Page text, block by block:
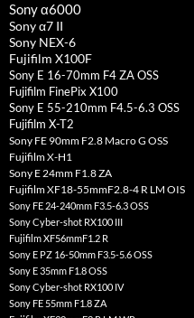
Sony α6000
Sony α7 II
Sony NEX-6
Fujifilm X100F
Sony E 16-70mm F4 ZA OSS
Fujifilm FinePix X100
Sony E 55-210mm F4.5-6.3 OSS
Fujifilm X-T2
Sony FE 90mm F2.8 Macro G OSS
Fujifilm X-H1
Sony E 24mm F1.8 ZA
Fujifilm XF18-55mmF2.8-4 R LM OIS
Sony FE 24-240mm F3.5-6.3 OSS
Sony Cyber-shot RX100 III
Fujifilm XF56mmF1.2 R
Sony E PZ 16-50mm F3.5-5.6 OSS
Sony E 35mm F1.8 OSS
Sony Cyber-shot RX100 IV
Sony FE 55mm F1.8 ZA